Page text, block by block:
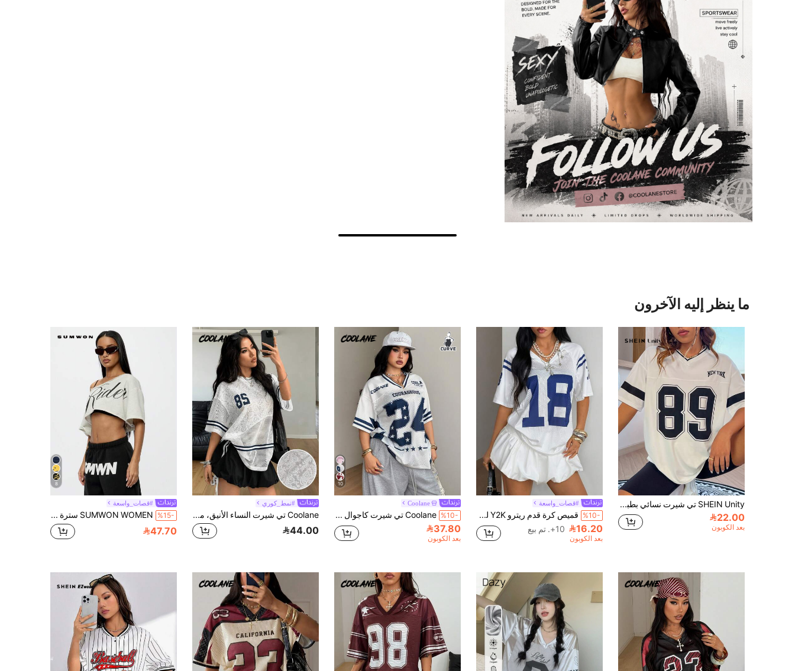
ما ينظر إليه الآخرون
SHEIN Unity تي شيرت نسائي بطبعة حرفية وأكمام متساقطة
22.00
بعد الكوبون
#قصات_واسعة
%10- قميص كرة قدم ريترو Y2K لكأس العالم 2026 رقم 18 - تي شيرت شبكي أبيض وأزرق مقاس كبير، مثالي ليوم المباراة وكاجوال صيفي
16.20 10+. تم بيع
بعد الكوبون
10
Coolane
%10- Coolane تي شيرت كاجوال متعدد الاستخدامات للنساء بمقاسات كبيرة مطبوع عليه حروف وأرقام للاستخدام اليومي
37.80
بعد الكوبون
#نمط_كوري
Coolane تي شيرت النساء الأنيق، مناسب للربيع والصيف، لارتداء الشوارع والرياضة، من قماش شبكي قابل للتنفس، بنمط ملمس معقد ومفرغ
44.00
8
#قصات_واسعة
%15- SUMWON WOMEN سترة قصيرة عارية الكتف بطراز الرايدر، بتصميم أسيمتري لنمط الشارع الحضري، ملابس علوية إطار نصي جرافيكي، موضة صيفية للحفلا
47.70